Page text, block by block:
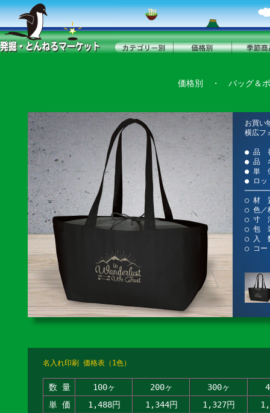
価格別 ・ バッグ＆
お買い
横広フ
● 品
● 品
● 単
● ロッ
○ 材
○ 色／
○ 寸 法
○ 包
○ 入
○ コー
名入れ印刷 価格表（1色）
数 量 100ヶ 200ヶ 300ヶ
単 価
1,488円 1,344円 1,327円